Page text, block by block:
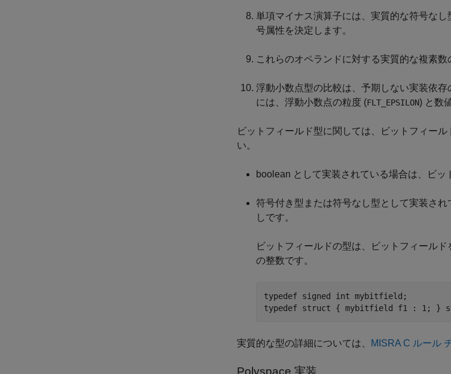
単項マイナス演算子には、実質的な符号な
号属性を決定します。
これらのオペランドに対する実質的な複素数
浮動小数点型の比較は、予期しない実装依
には、浮動小数点の粒度 (FLT_EPSILON) と数
ビットフィールド型に関しては、ビットフィー
い。
boolean として実装されている場合は、ビッ
符号付き型または符号なし型として実装さ
しです。
ビットフィールドの型は、ビットフィール
の整数です。
typedef signed int mybitfield;
typedef struct { mybitfield f1 : 1; }
実質的な型の詳細については、 MISRA C ルール
Polyspace 実装